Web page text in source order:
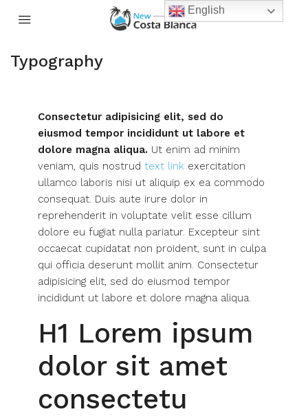
Typography
Consectetur adipisicing elit, sed do
eiusmod tempor incididunt ut labore et
dolore magna aliqua. Ut enim ad minim
veniam, quis nostrud text link exercitation
ullamco laboris nisi ut aliquip ex ea commodo
consequat. Duis aute irure dolor in
reprehenderit in voluptate velit esse cillum
dolore eu fugiat nulla pariatur. Excepteur sint
occaecat cupidatat non proident, sunt in culpa
qui officia deserunt mollit anim. Consectetur
adipisicing elit, sed do eiusmod tempor
incididunt ut labore et dolore magna aliqua.
H1 Lorem ipsum
dolor sit amet
consectetu
English